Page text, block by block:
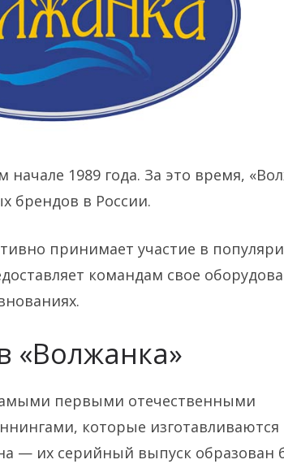
1989 года. За это время,
брендов в России.
принимает участие в
командам свое
«Волжанка»
первыми отечественными
которые изготавливаются
— их серийный выпуск образован